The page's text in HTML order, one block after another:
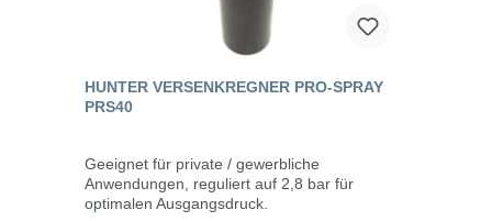
HUNTER VERSENKREGNER PRO-SPRAY
PRS40
Geeignet für private / gewerbliche
Anwendungen, reguliert auf 2,8 bar für
optimalen Ausgangsdruck.